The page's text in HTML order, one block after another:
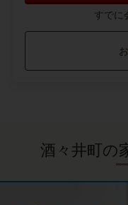
すでに
酒々井町の